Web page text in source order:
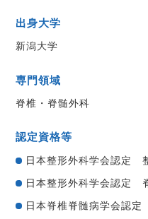
出身大学
新潟大学
専門領域
脊椎・脊髄外科
認定資格等
日本整形外科学会認定
日本整形外科学会認定
日本脊椎脊髄病学会認